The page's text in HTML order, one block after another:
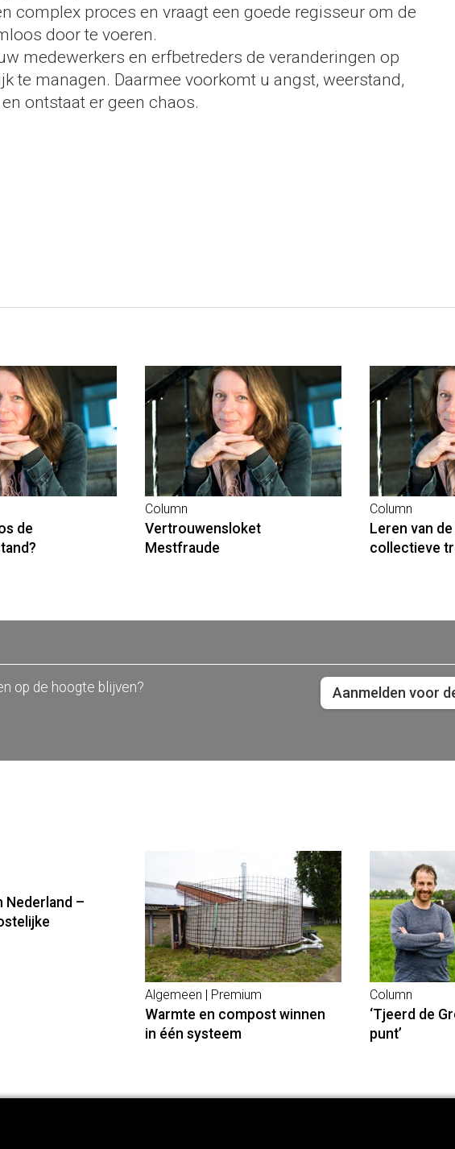
complex proces en vraagt een goede regisseur om de
door te voeren.
medewerkers en erfbetreders de veranderingen op
te managen. Daarmee voorkomt u angst, weerstand,
ontstaat er geen chaos.
de
Column
Vertrouwensloket
Mestfraude
Column
Leren van
collectieve
op de hoogte blijven? Aanmelden voor
Nederland –
Algemeen | Premium
Warmte en compost winnen
in één systeem
Column
‘Tjeerd de
punt’